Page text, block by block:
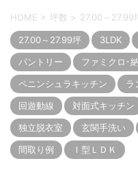
HOME > 坪数 > 27.00～27.99
27.00～27.99坪 3LDK
パントリー
ファミクロ･
ペニンシュラキッチン
ラ
回遊動線
対面式キッチン
独立脱衣室
玄関手洗い
間取り例
Ｉ型ＬＤＫ